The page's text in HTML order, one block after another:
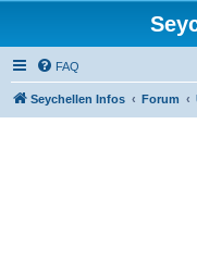
FAQ
Seychellen Infos Forum